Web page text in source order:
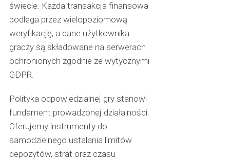
świecie. Każda transakcja finansowa
podlega przez wielopoziomową
weryfikację, a dane użytkownika
graczy są składowane na serwerach
ochronionych zgodnie ze wytycznymi
GDPR.
Polityka odpowiedzialnej gry stanowi
fundament prowadzonej działalności.
Oferujemy instrumenty do
samodzielnego ustalania limitów
depozytów, strat oraz czasu